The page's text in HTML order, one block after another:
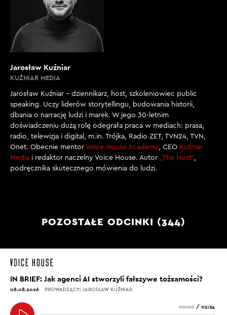
Jarosław Kuźniar
KUŹNIAR MEDIA
Jarosław Kuźniar – dziennikarz, host, szkoleniowiec public
speaking. Uczy liderów storytellingu, budowania historii,
dbania o narrację ludzi i marek. W jego 30-letnim
doświadczeniu dużą rolę odegrała praca w mediach: prasa,
radio, telewizja i digital, m.in. Trójka, Radio ZET, TVN24, TVN,
Onet. Obecnie mentor Voice House Academy, CEO Kuźniar
Media i redaktor naczelny Voice House. Autor „The Host”,
podręcznika skutecznego mówienia do ludzi.
POZOSTAŁE ODCINKI (344)
IN BRIEF: Jak agenci AI stworzyli fałszywe tożsamości?
08.08.2026 PROWADZĄCY: JAROSŁAW KUŹNIAR
00:00 / 05:34